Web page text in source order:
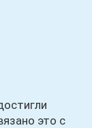
это с